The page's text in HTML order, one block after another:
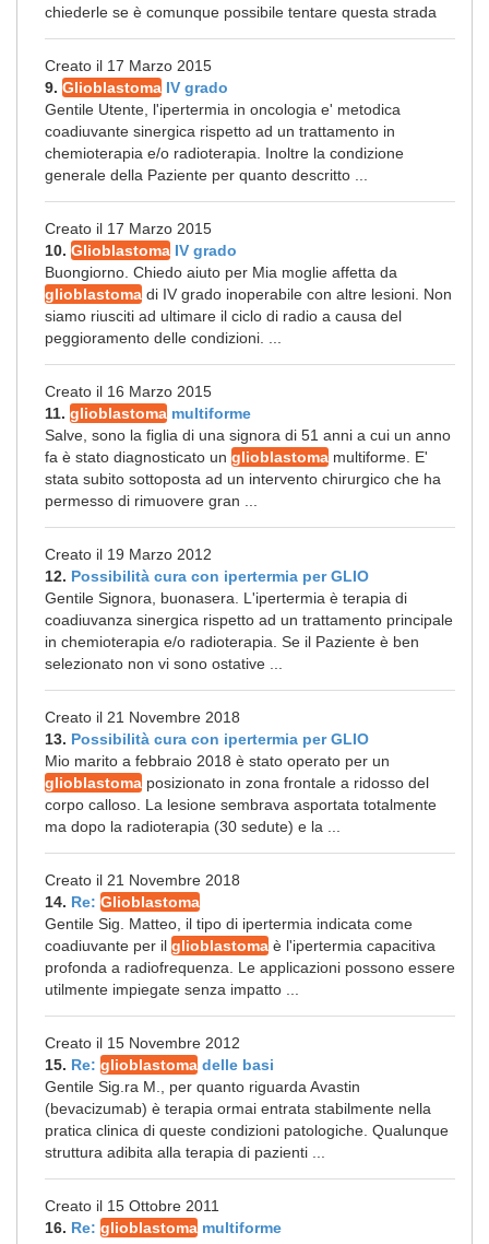
chiederle se è comunque possibile tentare questa strada
Creato il 17 Marzo 2015
9. Glioblastoma IV grado
Gentile Utente, l'ipertermia in oncologia e' metodica
coadiuvante sinergica rispetto ad un trattamento in
chemioterapia e/o radioterapia. Inoltre la condizione
generale della Paziente per quanto descritto ...
Creato il 17 Marzo 2015
10. Glioblastoma IV grado
Buongiorno. Chiedo aiuto per Mia moglie affetta da
glioblastoma di IV grado inoperabile con altre lesioni. Non
siamo riusciti ad ultimare il ciclo di radio a causa del
peggioramento delle condizioni. ...
Creato il 16 Marzo 2015
11. glioblastoma multiforme
Salve, sono la figlia di una signora di 51 anni a cui un anno
fa è stato diagnosticato un glioblastoma multiforme. E'
stata subito sottoposta ad un intervento chirurgico che ha
permesso di rimuovere gran ...
Creato il 19 Marzo 2012
12. Possibilità cura con ipertermia per GLIO
Gentile Signora, buonasera. L'ipertermia è terapia di
coadiuvanza sinergica rispetto ad un trattamento principale
in chemioterapia e/o radioterapia. Se il Paziente è ben
selezionato non vi sono ostative ...
Creato il 21 Novembre 2018
13. Possibilità cura con ipertermia per GLIO
Mio marito a febbraio 2018 è stato operato per un
glioblastoma posizionato in zona frontale a ridosso del
corpo calloso. La lesione sembrava asportata totalmente
ma dopo la radioterapia (30 sedute) e la ...
Creato il 21 Novembre 2018
14. Re: Glioblastoma
Gentile Sig. Matteo, il tipo di ipertermia indicata come
coadiuvante per il glioblastoma è l'ipertermia capacitiva
profonda a radiofrequenza. Le applicazioni possono essere
utilmente impiegate senza impatto ...
Creato il 15 Novembre 2012
15. Re: glioblastoma delle basi
Gentile Sig.ra M., per quanto riguarda Avastin
(bevacizumab) è terapia ormai entrata stabilmente nella
pratica clinica di queste condizioni patologiche. Qualunque
struttura adibita alla terapia di pazienti ...
Creato il 15 Ottobre 2011
16. Re: glioblastoma multiforme